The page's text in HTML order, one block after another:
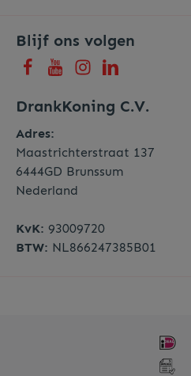
Blijf ons volgen
DrankKoning C.V.
Adres:
Maastrichterstraat 137
6444GD Brunssum
Nederland
KvK: 93009720
BTW: NL866247385B01